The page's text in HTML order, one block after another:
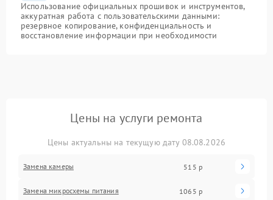
Использование официальных прошивок и инструментов,
аккуратная работа с пользовательскими данными:
резервное копирование, конфиденциальность и
восстановление информации при необходимости
Цены на услуги ремонта
Цены актуальны на текущую дату 08.08.2026
Замена камеры 515 р
Замена микросхемы питания 1065 р